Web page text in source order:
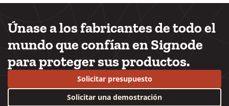
Únase a los fabricantes de todo el
mundo que confían en Signode
para proteger sus productos.
Solicitar presupuesto
Solicitar una demostración